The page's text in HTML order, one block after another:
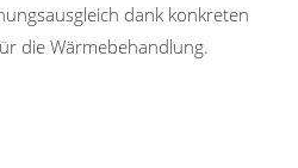
dank konkreten
die Wärmebehandlung.